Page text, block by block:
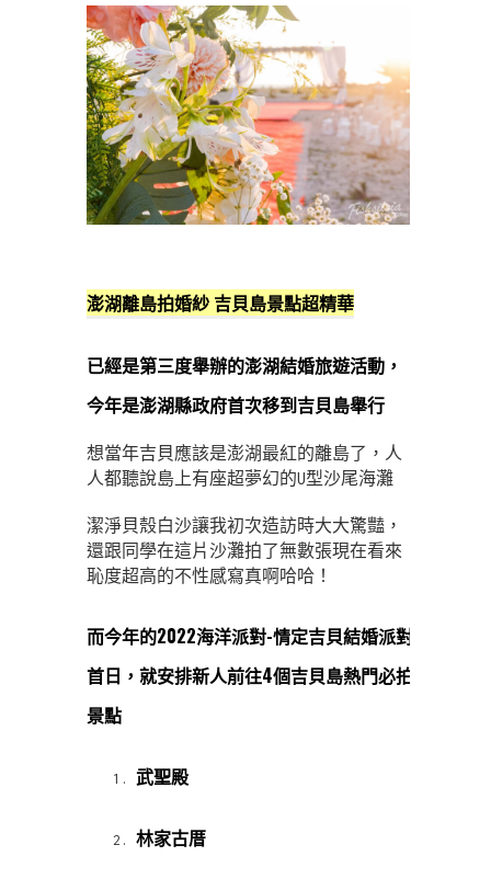
澎湖離島拍婚紗 吉貝島景點超精華
已經是第三度舉辦的澎湖結婚旅遊活動，
今年是澎湖縣政府首次移到吉貝島舉行
想當年吉貝應該是澎湖最紅的離島了，人
人都聽說島上有座超夢幻的U型沙尾海灘
潔淨貝殼白沙讓我初次造訪時大大驚豔，
還跟同學在這片沙灘拍了無數張現在看來
恥度超高的不性感寫真啊哈哈！
而今年的2022海洋派對-情定吉貝結婚派對
首日，就安排新人前往4個吉貝島熱門必拍
景點
武聖殿
林家古厝